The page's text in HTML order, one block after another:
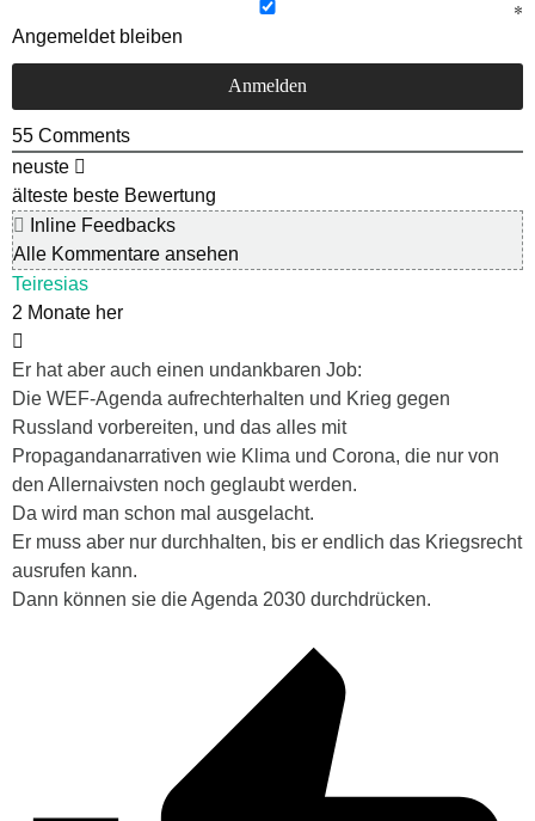
Angemeldet bleiben
55 Comments
neuste
älteste beste Bewertung
Inline Feedbacks
Alle Kommentare ansehen
Teiresias
2 Monate her
Er hat aber auch einen undankbaren Job:
Die WEF-Agenda aufrechterhalten und Krieg gegen
Russland vorbereiten, und das alles mit
Propagandanarrativen wie Klima und Corona, die nur von
den Allernaivsten noch geglaubt werden.
Da wird man schon mal ausgelacht.
Er muss aber nur durchhalten, bis er endlich das Kriegsrecht
ausrufen kann.
Dann können sie die Agenda 2030 durchdrücken.